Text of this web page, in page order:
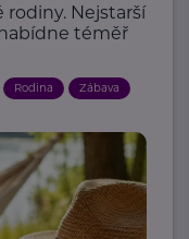
rodiny. Nejstarší
téměř
Rodina Zábava